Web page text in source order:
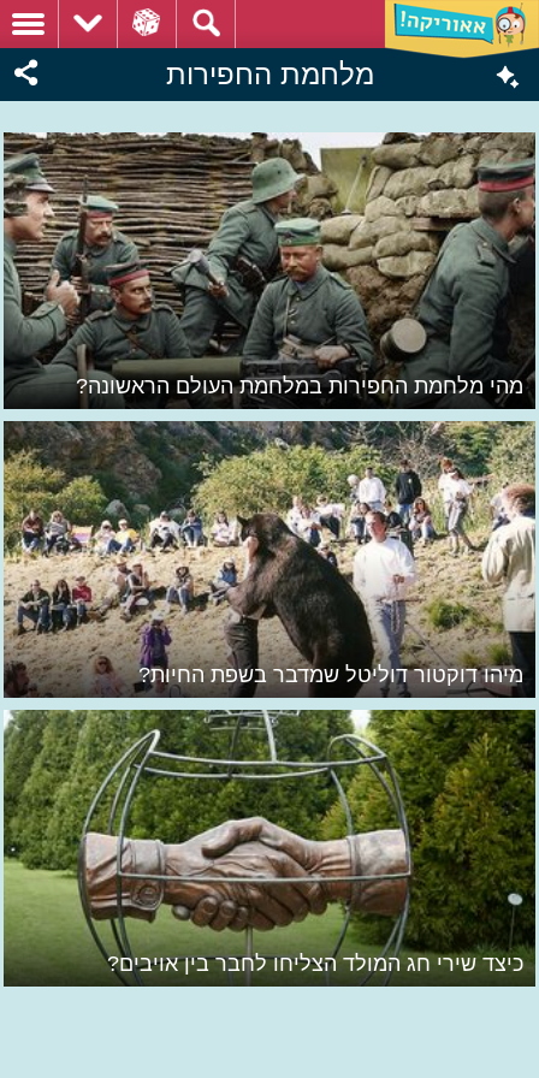
מלחמת החפירות
מהי מלחמת החפירות במלחמת העולם הראשונה?
מיהו דוקטור דוליטל שמדבר בשפת החיות?
כיצד שירי חג המולד הצליחו לחבר בין אויבים?